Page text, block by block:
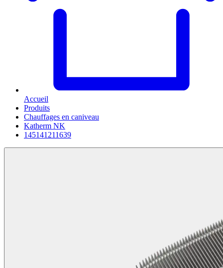
Accueil
Produits
Chauffages en caniveau
Katherm NK
145141211639